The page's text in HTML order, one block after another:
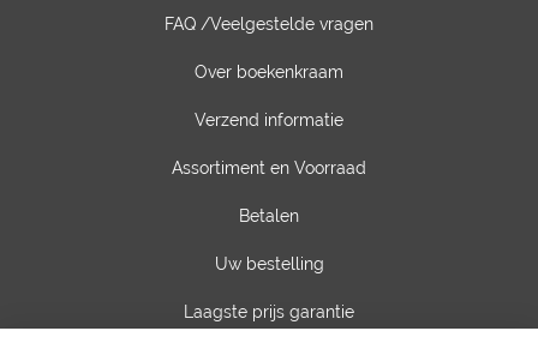
FAQ /Veelgestelde vragen
Over boekenkraam
Verzend informatie
Assortiment en Voorraad
Betalen
Uw bestelling
Laagste prijs garantie